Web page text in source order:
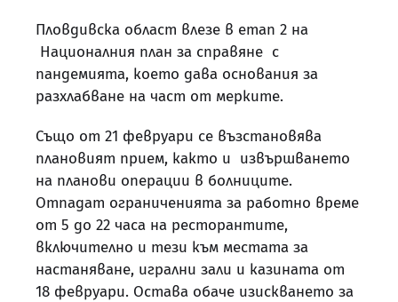
Пловдивска област влезе в етап 2 на
Националния план за справяне с
пандемията, което дава основания за
разхлабване на част от мерките.
Също от 21 февруари се възстановява
плановият прием, както и извършването
на планови операции в болниците.
Отпадат ограниченията за работно време
от 5 до 22 часа на ресторантите,
включително и тези към местата за
настаняване, игрални зали и казината от
18 февруари. Остава обаче изискването за